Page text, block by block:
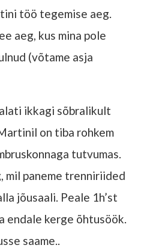
töö tegemise aeg.
aeg, kus mina pole
(võtame asja
ikkagi sõbralikult
on tiba rohkem
tutvumas.
mil paneme trenniriided
jõusaali. Peale 1h’st
endale kerge õhtusöök.
saame..